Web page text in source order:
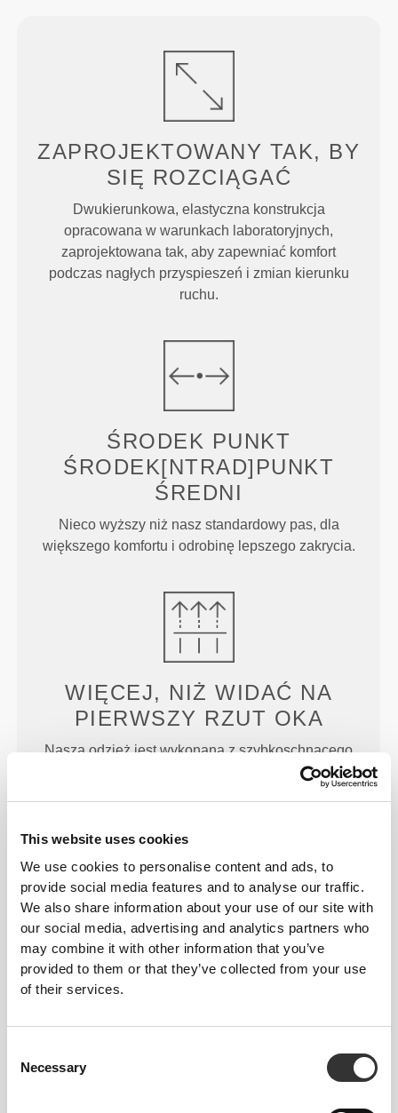
This website uses cookies
We use cookies to personalise content and ads, to
provide social media features and to analyse our traffic.
We also share information about your use of our site with
our social media, advertising and analytics partners who
may combine it with other information that you’ve
provided to them or that they’ve collected from your use
of their services.
Selection
Necessary
ZAPROJEKTOWANY TAK, BY
SIĘ ROZCIĄGAĆ
Dwukierunkowa, elastyczna konstrukcja
opracowana w warunkach laboratoryjnych,
zaprojektowana tak, aby zapewniać komfort
podczas nagłych przyspieszeń i zmian kierunku
ruchu.
ŚRODEK PUNKT
ŚRODEK[NTRAD]PUNKT
ŚREDNI
Nieco wyższy niż nasz standardowy pas, dla
większego komfortu i odrobinę lepszego zakrycia.
WIĘCEJ, NIŻ WIDAĆ NA
PIERWSZY RZUT OKA
Nasza odzież jest wykonana z szybkoschnącego
materiału, który zapewnia lekkość, świeżość i
ZAPROJEKTOWANY Z
WYKORZYSTANIEM
TECHNOLOGIIREVOKNIT
RevoKnit
to zaawansowana technologia